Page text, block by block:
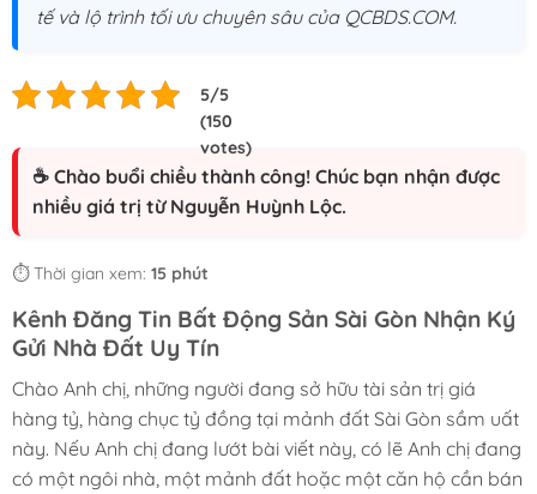
tế và lộ trình tối ưu chuyên sâu của QCBDS.COM.
☕ Chào buổi chiều thành công! Chúc bạn nhận được
nhiều giá trị từ Nguyễn Huỳnh Lộc.
⏱️ Thời gian xem: 15 phút
Kênh Đăng Tin Bất Động Sản Sài Gòn Nhận Ký
Gửi Nhà Đất Uy Tín
Chào Anh chị, những người đang sở hữu tài sản trị giá
hàng tỷ, hàng chục tỷ đồng tại mảnh đất Sài Gòn sầm uất
này. Nếu Anh chị đang lướt bài viết này, có lẽ Anh chị đang
có một ngôi nhà, một mảnh đất hoặc một căn hộ cần bán